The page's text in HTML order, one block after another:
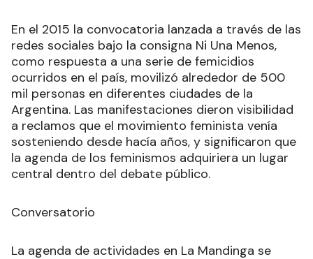
En el 2015 la convocatoria lanzada a través de las
redes sociales bajo la consigna Ni Una Menos,
como respuesta a una serie de femicidios
ocurridos en el país, movilizó alrededor de 500
mil personas en diferentes ciudades de la
Argentina. Las manifestaciones dieron visibilidad
a reclamos que el movimiento feminista venía
sosteniendo desde hacía años, y significaron que
la agenda de los feminismos adquiriera un lugar
central dentro del debate público.
Conversatorio
La agenda de actividades en La Mandinga se